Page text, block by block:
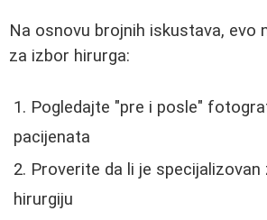
Na osnovu brojnih iskustava, evo
za izbor hirurga:
Pogledajte "pre i posle"
pacijenata
Proverite da li je specijalizovan
hirurgiju